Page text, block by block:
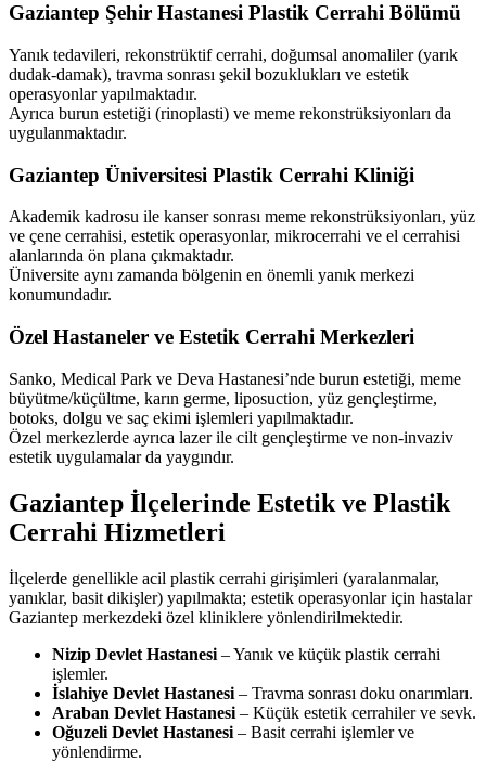
Gaziantep Şehir Hastanesi Plastik Cerrahi Bölümü
Yanık tedavileri, rekonstrüktif cerrahi, doğumsal anomaliler (yarık
dudak-damak), travma sonrası şekil bozuklukları ve estetik
operasyonlar yapılmaktadır.
Ayrıca burun estetiği (rinoplasti) ve meme rekonstrüksiyonları da
uygulanmaktadır.
Gaziantep Üniversitesi Plastik Cerrahi Kliniği
Akademik kadrosu ile kanser sonrası meme rekonstrüksiyonları, yüz
ve çene cerrahisi, estetik operasyonlar, mikrocerrahi ve el cerrahisi
alanlarında ön plana çıkmaktadır.
Üniversite aynı zamanda bölgenin en önemli yanık merkezi
konumundadır.
Özel Hastaneler ve Estetik Cerrahi Merkezleri
Sanko, Medical Park ve Deva Hastanesi’nde burun estetiği, meme
büyütme/küçültme, karın germe, liposuction, yüz gençleştirme,
botoks, dolgu ve saç ekimi işlemleri yapılmaktadır.
Özel merkezlerde ayrıca lazer ile cilt gençleştirme ve non-invaziv
estetik uygulamalar da yaygındır.
Gaziantep İlçelerinde Estetik ve Plastik
Cerrahi Hizmetleri
İlçelerde genellikle acil plastik cerrahi girişimleri (yaralanmalar,
yanıklar, basit dikişler) yapılmakta; estetik operasyonlar için hastalar
Gaziantep merkezdeki özel kliniklere yönlendirilmektedir.
Nizip Devlet Hastanesi – Yanık ve küçük plastik cerrahi
işlemler.
İslahiye Devlet Hastanesi – Travma sonrası doku onarımları.
Araban Devlet Hastanesi – Küçük estetik cerrahiler ve sevk.
Oğuzeli Devlet Hastanesi – Basit cerrahi işlemler ve
yönlendirme.